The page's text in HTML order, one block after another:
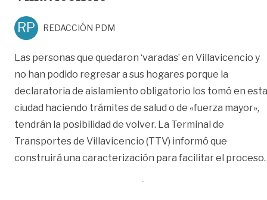
RP REDACCIÓN PDM
Las personas que quedaron ‘varadas’ en Villavicencio y
no han podido regresar a sus hogares porque la
declaratoria de aislamiento obligatorio los tomó en esta
ciudad haciendo trámites de salud o de «fuerza mayor»,
tendrán la posibilidad de volver. La Terminal de
Transportes de Villavicencio (TTV) informó que
construirá una caracterización para facilitar el proceso